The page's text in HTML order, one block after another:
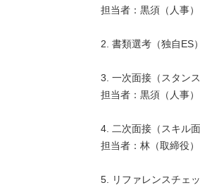
担当者：黒須（人事）
2. 書類選考（独自ES）
3. 一次面接（スタンス
担当者：黒須（人事）
4. 二次面接（スキル面
担当者：林（取締役）
5. リファレンスチェ